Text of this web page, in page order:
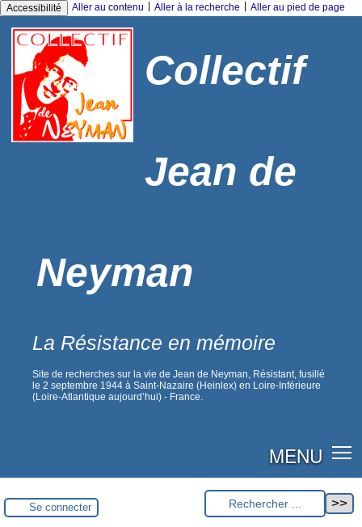
Accessibilité Aller au contenu Aller à la recherche Aller au pied de page
Collectif
Jean de
Neyman
La Résistance en mémoire
Site de recherches sur la vie de Jean de Neyman, Résistant, fusillé
le 2 septembre 1944 à Saint-Nazaire (Heinlex) en Loire-Inférieure
(Loire-Atlantique aujourd’hui) - France.
MENU
Se connecter